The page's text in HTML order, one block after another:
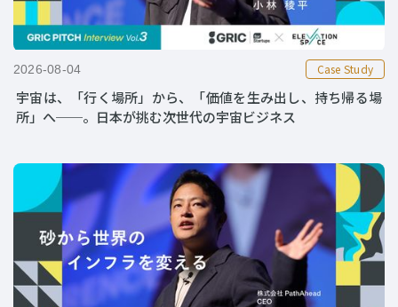
2026-08-04 Case Study
宇宙は、「行く場所」から、「価値を生み出し、持ち帰る場
所」へ──。日本が挑む次世代の宇宙ビジネス